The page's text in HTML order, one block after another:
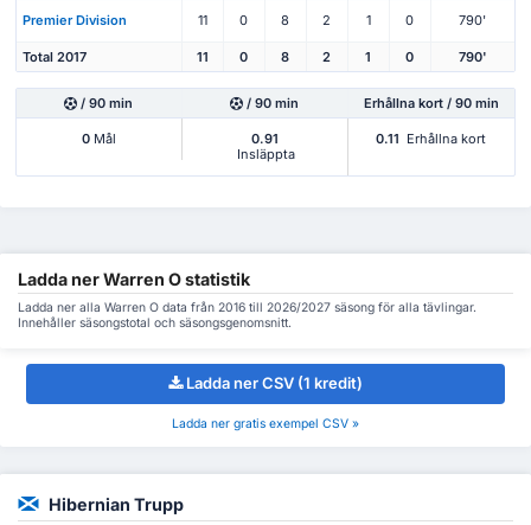
Premier Division 11 0 8 2 1 0 790'
Total 2017 11 0 8 2 1 0 790'
/ 90 min / 90 min Erhållna kort / 90 min
0Mål
0.91
Insläppta
0.11 Erhållna kort
Ladda ner Warren O statistik
Ladda ner alla Warren O data från 2016 till 2026/2027 säsong för alla tävlingar.
Innehåller säsongstotal och säsongsgenomsnitt.
Ladda ner CSV (1 kredit)
Ladda ner gratis exempel CSV »
Hibernian Trupp